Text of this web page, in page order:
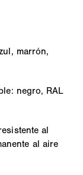
marrón,
negro, RAL
al
al aire